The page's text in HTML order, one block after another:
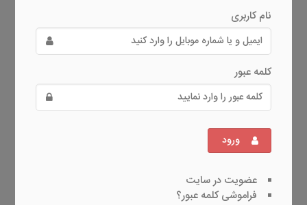
نام کاربری
کلمه عبور
ورود
عضویت در سایت
فراموشی کلمه عبور؟